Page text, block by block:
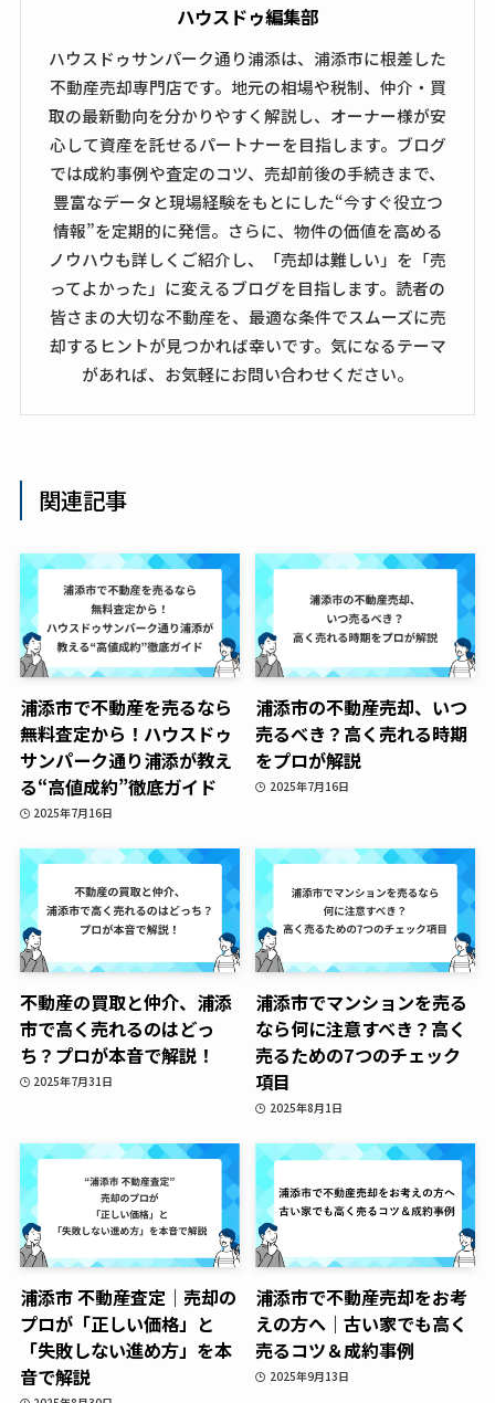
ハウスドゥ編集部
ハウスドゥサンパーク通り浦添は、浦添市に根差した
不動産売却専門店です。地元の相場や税制、仲介・買
取の最新動向を分かりやすく解説し、オーナー様が安
心して資産を託せるパートナーを目指します。ブログ
では成約事例や査定のコツ、売却前後の手続きまで、
豊富なデータと現場経験をもとにした“今すぐ役立つ
情報”を定期的に発信。さらに、物件の価値を高める
ノウハウも詳しくご紹介し、「売却は難しい」を「売
ってよかった」に変えるブログを目指します。読者の
皆さまの大切な不動産を、最適な条件でスムーズに売
却するヒントが見つかれば幸いです。気になるテーマ
があれば、お気軽にお問い合わせください。
関連記事
浦添市で不動産を売るなら
無料査定から！ハウスドゥ
サンパーク通り浦添が教え
る“高値成約”徹底ガイド
2025年7月16日
浦添市の不動産売却、いつ
売るべき？高く売れる時期
をプロが解説
2025年7月16日
不動産の買取と仲介、浦添
市で高く売れるのはどっ
ち？プロが本音で解説！
2025年7月31日
浦添市でマンションを売る
なら何に注意すべき？高く
売るための7つのチェック
項目
2025年8月1日
浦添市 不動産査定｜売却の
プロが「正しい価格」と
「失敗しない進め方」を本
音で解説
浦添市で不動産売却をお考
えの方へ｜古い家でも高く
売るコツ＆成約事例
2025年9月13日